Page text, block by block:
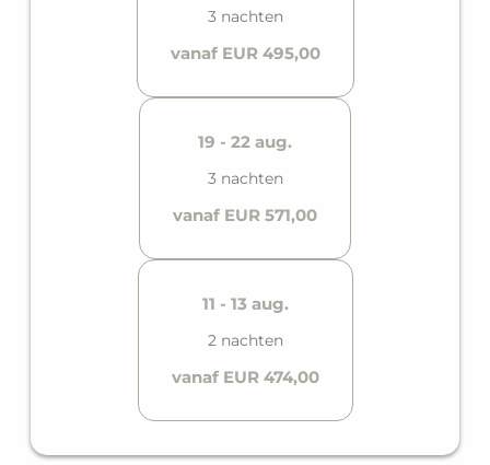
3 nachten
vanaf EUR 495,00
19 - 22 aug.
3 nachten
vanaf EUR 571,00
11 - 13 aug.
2 nachten
vanaf EUR 474,00